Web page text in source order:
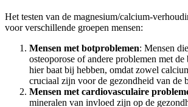
Het testen van de magnesium/calcium-
voor verschillende groepen mensen:
Mensen met botproblemen: Mensen
osteoporose of andere problemen met
hier baat bij hebben, omdat zowel
cruciaal zijn voor de gezondheid van de
Mensen met cardiovasculaire
mineralen van invloed zijn op de